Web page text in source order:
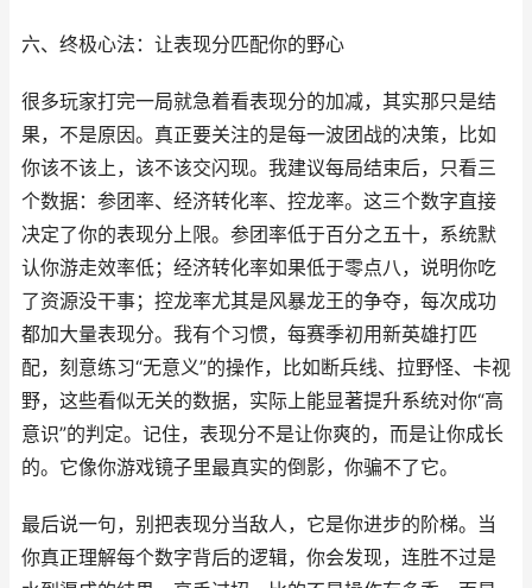
六、终极心法：让表现分匹配你的野心
很多玩家打完一局就急着看表现分的加减，其实那只是结
果，不是原因。真正要关注的是每一波团战的决策，比如
你该不该上，该不该交闪现。我建议每局结束后，只看三
个数据：参团率、经济转化率、控龙率。这三个数字直接
决定了你的表现分上限。参团率低于百分之五十，系统默
认你游走效率低；经济转化率如果低于零点八，说明你吃
了资源没干事；控龙率尤其是风暴龙王的争夺，每次成功
都加大量表现分。我有个习惯，每赛季初用新英雄打匹
配，刻意练习“无意义”的操作，比如断兵线、拉野怪、卡视
野，这些看似无关的数据，实际上能显著提升系统对你“高
意识”的判定。记住，表现分不是让你爽的，而是让你成长
的。它像你游戏镜子里最真实的倒影，你骗不了它。
最后说一句，别把表现分当敌人，它是你进步的阶梯。当
你真正理解每个数字背后的逻辑，你会发现，连胜不过是